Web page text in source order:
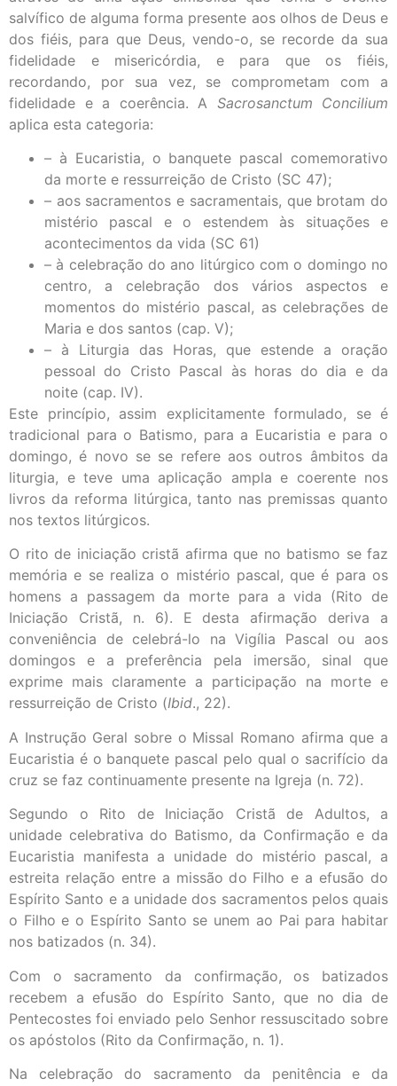
salvífico de alguma forma presente aos olhos de Deus e
dos fiéis, para que Deus, vendo-o, se recorde da sua
fidelidade e misericórdia, e para que os fiéis,
recordando, por sua vez, se comprometam com a
fidelidade e a coerência. A Sacrosanctum Concilium
aplica esta categoria:
– à Eucaristia, o banquete pascal comemorativo
da morte e ressurreição de Cristo (SC 47);
– aos sacramentos e sacramentais, que brotam do
mistério pascal e o estendem às situações e
acontecimentos da vida (SC 61)
– à celebração do ano litúrgico com o domingo no
centro, a celebração dos vários aspectos e
momentos do mistério pascal, as celebrações de
Maria e dos santos (cap. V);
– à Liturgia das Horas, que estende a oração
pessoal do Cristo Pascal às horas do dia e da
noite (cap. IV).
Este princípio, assim explicitamente formulado, se é
tradicional para o Batismo, para a Eucaristia e para o
domingo, é novo se se refere aos outros âmbitos da
liturgia, e teve uma aplicação ampla e coerente nos
livros da reforma litúrgica, tanto nas premissas quanto
nos textos litúrgicos.
O rito de iniciação cristã afirma que no batismo se faz
memória e se realiza o mistério pascal, que é para os
homens a passagem da morte para a vida (Rito de
Iniciação Cristã, n. 6). E desta afirmação deriva a
conveniência de celebrá-lo na Vigília Pascal ou aos
domingos e a preferência pela imersão, sinal que
exprime mais claramente a participação na morte e
ressurreição de Cristo (Ibid., 22).
A Instrução Geral sobre o Missal Romano afirma que a
Eucaristia é o banquete pascal pelo qual o sacrifício da
cruz se faz continuamente presente na Igreja (n. 72).
Segundo o Rito de Iniciação Cristã de Adultos, a
unidade celebrativa do Batismo, da Confirmação e da
Eucaristia manifesta a unidade do mistério pascal, a
estreita relação entre a missão do Filho e a efusão do
Espírito Santo e a unidade dos sacramentos pelos quais
o Filho e o Espírito Santo se unem ao Pai para habitar
nos batizados (n. 34).
Com o sacramento da confirmação, os batizados
recebem a efusão do Espírito Santo, que no dia de
Pentecostes foi enviado pelo Senhor ressuscitado sobre
os apóstolos (Rito da Confirmação, n. 1).
Na celebração do sacramento da penitência e da